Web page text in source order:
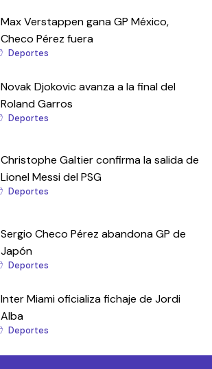
Max Verstappen gana GP México,
Checo Pérez fuera
Deportes
Novak Djokovic avanza a la final del
Roland Garros
Deportes
Christophe Galtier confirma la salida de
Lionel Messi del PSG
Deportes
Sergio Checo Pérez abandona GP de
Japón
Deportes
Inter Miami oficializa fichaje de Jordi
Alba
Deportes